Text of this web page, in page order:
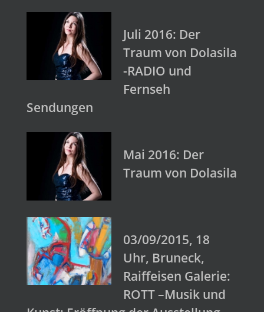
Juli 2016: Der
Traum von Dolasila
-RADIO und
Fernseh
Sendungen
Mai 2016: Der
Traum von Dolasila
03/09/2015, 18
Uhr, Bruneck,
Raiffeisen Galerie:
ROTT –Musik und